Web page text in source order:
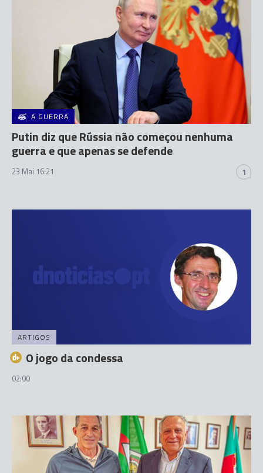
A GUERRA
Putin diz que Rússia não começou nenhuma
guerra e que apenas se defende
23 Mai 16:21 1
ARTIGOS
O jogo da condessa
02:00